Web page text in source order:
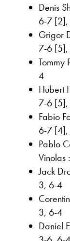
Denis
6-7
Grigor
7-6
Tommy
4
Hubert
7-6
Fabio
6-7
Pablo
Vinolas
Jack
3, 6-4
3, 6-4
Daniel